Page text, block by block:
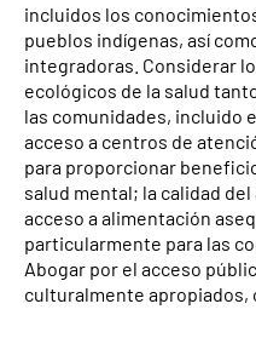
incluidos los
pueblos indígenas, así
integradoras. Considerar
ecológicos de la salud
las comunidades, incluido
acceso a centros de
para proporcionar
salud mental; la calidad
acceso a alimentación
particularmente para las
Abogar por el acceso
culturalmente apropiados,